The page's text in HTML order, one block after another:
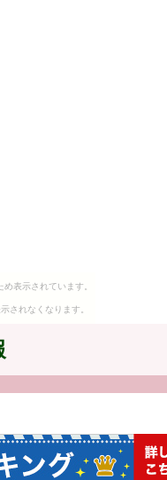
表示されています。
されなくなります。